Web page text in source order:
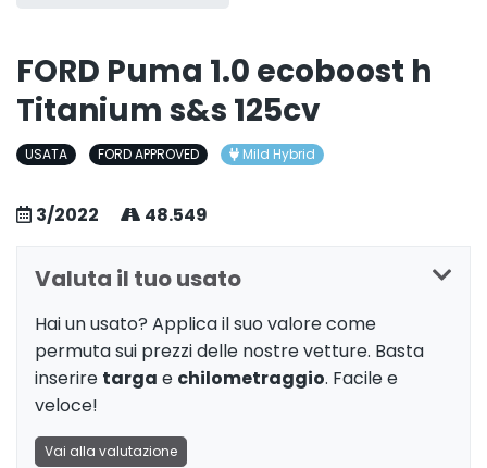
FORD Puma 1.0 ecoboost h
Titanium s&s 125cv
USATA FORD APPROVED Mild Hybrid
3/2022 48.549
Valuta il tuo usato
Hai un usato? Applica il suo valore come
permuta sui prezzi delle nostre vetture. Basta
inserire targa e chilometraggio. Facile e
veloce!
Vai alla valutazione